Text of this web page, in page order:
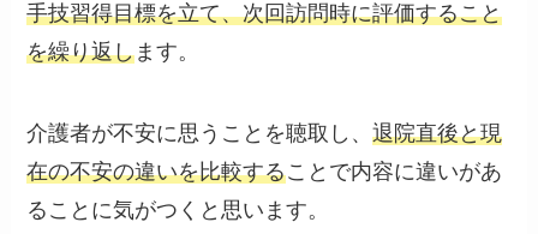
手技習得目標を立て、次回訪問時に評価すること
を繰り返します。
介護者が不安に思うことを聴取し、退院直後と現
在の不安の違いを比較することで内容に違いがあ
ることに気がつくと思います。